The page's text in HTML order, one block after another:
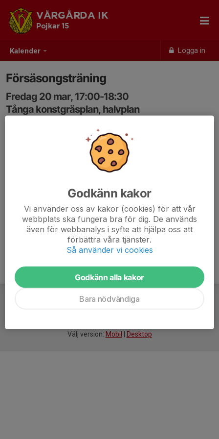
Kalender Logga in
VÅRGÅRDA IK
Pojkar 15
Försäsongsträning
Fredag 20 mar, 17:00-18:30
Tånga konstgräsplan, halvplan
Försäsongsträning för pojkar födda -15. Träningen är
främst för er som ej har annan vinteridrott. Tänka på att
ta på er ordentligt med kläder utifrån väderlek. Om det
Välj version: Mobil Desktop
Godkänn kakor
Vi använder oss av kakor (cookies) för att vår
webbplats ska fungera bra för dig. De används
även för webbanalys i syfte att hjälpa oss att
förbättra våra tjänster.
Så använder vi cookies
Godkänn alla kakor
Bara nödvändiga